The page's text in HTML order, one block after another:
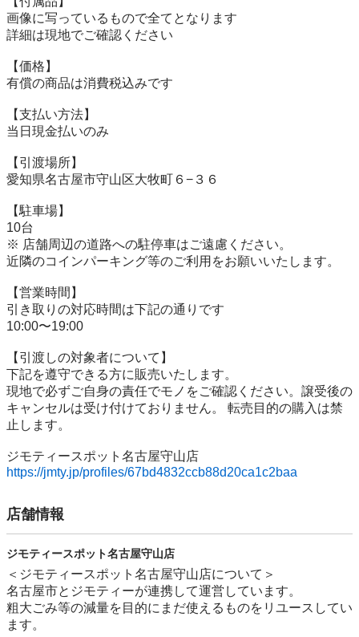
画像に写っているもので全てとなります
詳細は現地でご確認ください
【価格】
有償の商品は消費税込みです
【⽀払い⽅法】
当⽇現⾦払いのみ
【引渡場所】
愛知県名古屋市守山区大牧町６−３６
【駐⾞場】
10台
※ 店舗周辺の道路への駐停車はご遠慮ください。
近隣のコインパーキング等のご利用をお願いいたします。
【営業時間】
引き取りの対応時間は下記の通りです
10:00〜19:00
【引渡しの対象者について】
下記を遵守できる⽅に販売いたします。
現地で必ずご⾃⾝の責任でモノをご確認ください。譲受後の
キャンセルは受け付けておりません。 転売⽬的の購⼊は禁
⽌します。
https://jmty.jp/profiles/67bd4832ccb88d20ca1c2baa
店舗情報
ジモティースポット名古屋守山店
＜ジモティースポット名古屋守山店について＞
名古屋市とジモティーが連携して運営しています。
粗⼤ごみ等の減量を⽬的にまだ使えるものをリユースしてい
ます。